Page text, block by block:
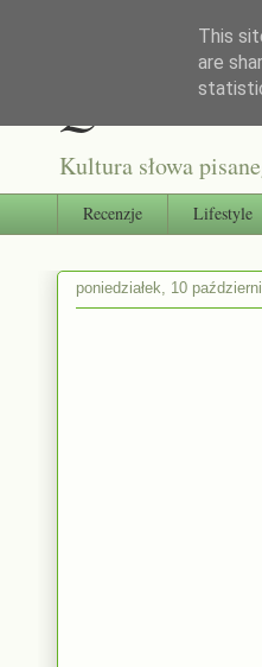
Qultura
Kultura słowa
Recenzje Lifestyle
poniedziałek, 10
This
are